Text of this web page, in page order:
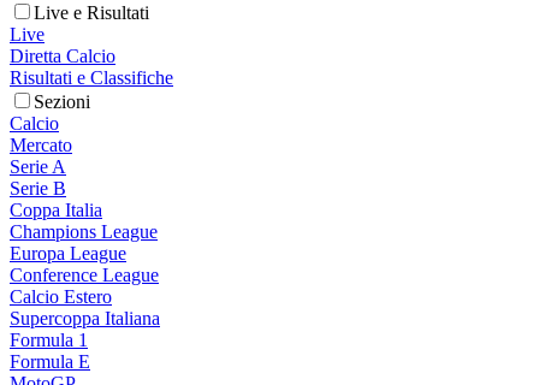
Live e Risultati
Live
Diretta Calcio
Risultati e Classifiche
Sezioni
Calcio
Mercato
Serie A
Serie B
Coppa Italia
Champions League
Europa League
Conference League
Calcio Estero
Supercoppa Italiana
Formula 1
Formula E